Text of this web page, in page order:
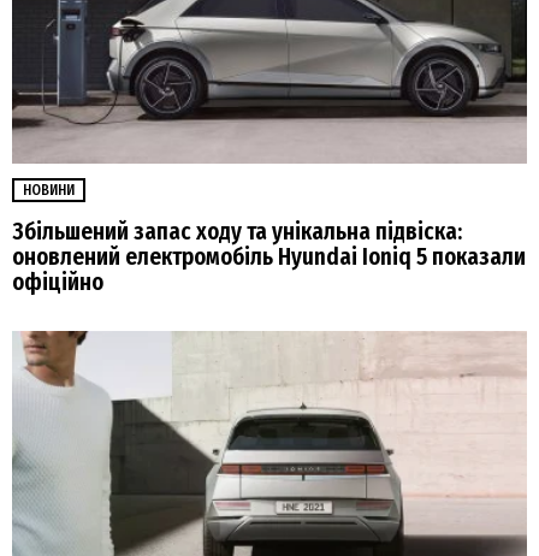
НОВИНИ
Збільшений запас ходу та унікальна підвіска:
оновлений електромобіль Hyundai Ioniq 5 показали
офіційно